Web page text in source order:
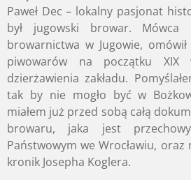
Paweł Dec – lokalny pasjonat
był jugowski browar. Mówca
browarnictwa w Jugowie,
piwowarów na początku XIX
dzierżawienia zakładu.
tak by nie mogło być w
miałem już przed sobą całą
browaru, jaka jest
Państwowym we Wrocławiu,
kronik Josepha Koglera.